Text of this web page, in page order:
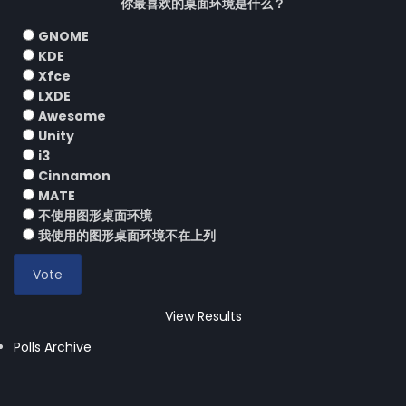
你最喜欢的桌面环境是什么？
GNOME
KDE
Xfce
LXDE
Awesome
Unity
i3
Cinnamon
MATE
不使用图形桌面环境
我使用的图形桌面环境不在上列
View Results
Polls Archive